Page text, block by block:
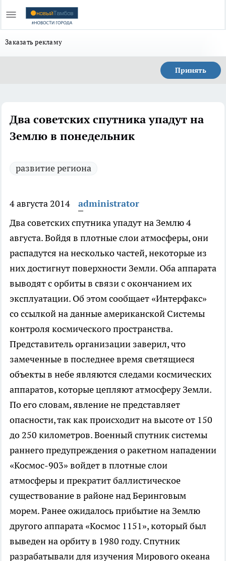
Заказать рекламу
Принять
Два советских спутника упадут на
Землю в понедельник
развитие региона
4 августа 2014
administrator
Два советских спутника упадут на Землю 4
августа. Войдя в плотные слои атмосферы, они
распадутся на несколько частей, некоторые из
них достигнут поверхности Земли. Оба аппарата
выводят с орбиты в связи с окончанием их
эксплуатации. Об этом сообщает «Интерфакс»
со ссылкой на данные американской Системы
контроля космического пространства.
Представитель организации заверил, что
замеченные в последнее время светящиеся
объекты в небе являются следами космических
аппаратов, которые цепляют атмосферу Земли.
По его словам, явление не представляет
опасности, так как происходит на высоте от 150
до 250 километров. Военный спутник системы
раннего предупреждения о ракетном нападении
«Космос-903» войдет в плотные слои
атмосферы и прекратит баллистическое
существование в районе над Беринговым
морем. Ранее ожидалось прибытие на Землю
другого аппарата «Космос 1151», который был
выведен на орбиту в 1980 году. Спутник
разрабатывали для изучения Мирового океана